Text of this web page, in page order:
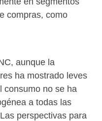
compras, como
aunque la
ha mostrado leves
consumo no se ha
a todas las
perspectivas para